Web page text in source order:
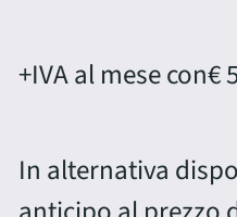
+IVA al mese con€
In alternativa